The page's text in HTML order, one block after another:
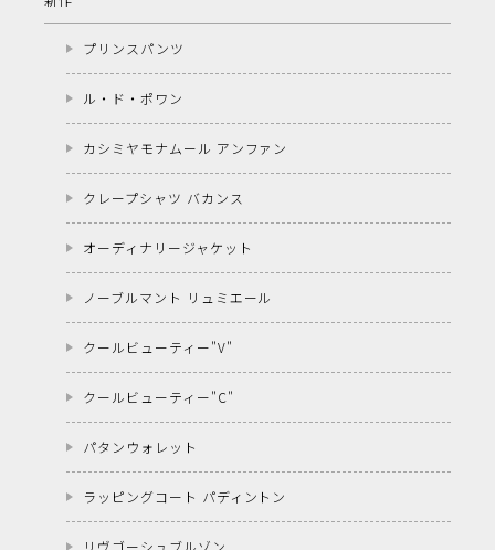
プリンスパンツ
ル・ド・ポワン
カシミヤモナムール アンファン
クレープシャツ バカンス
オーディナリージャケット
ノーブルマント リュミエール
クールビューティー"V"
クールビューティー"C"
パタンウォレット
ラッピングコート パディントン
リヴゴーシュブルゾン